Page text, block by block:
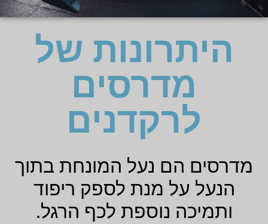
היתרונות של
מדרסים
לרקדנים
מדרסים הם נעל המונחת בתוך
הנעל על מנת לספק ריפוד
ותמיכה נוספת לכף הרגל.